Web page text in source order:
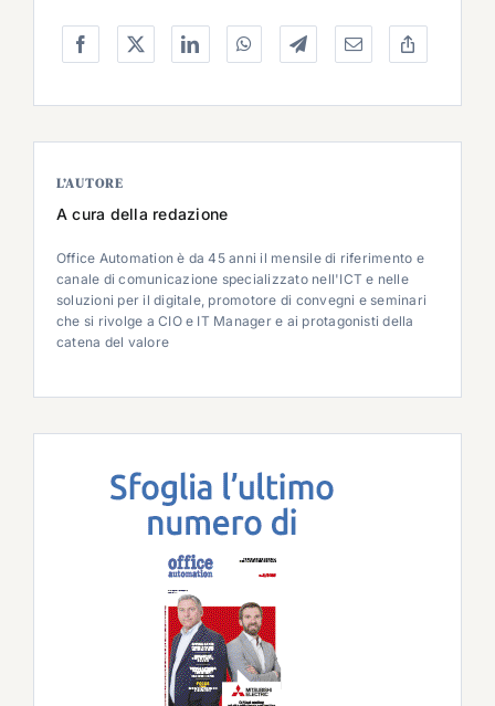
L’AUTORE
A cura della redazione
Office Automation è da 45 anni il mensile di riferimento e
canale di comunicazione specializzato nell'ICT e nelle
soluzioni per il digitale, promotore di convegni e seminari
che si rivolge a CIO e IT Manager e ai protagonisti della
catena del valore